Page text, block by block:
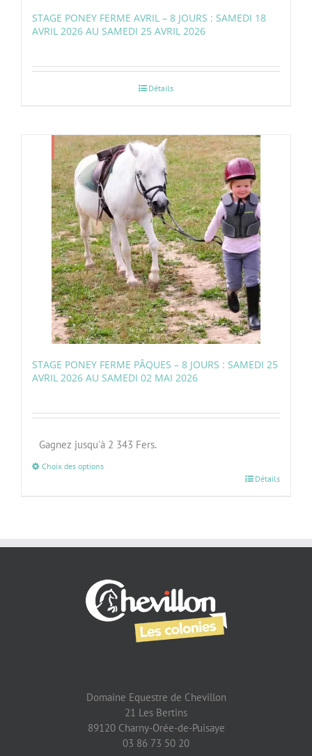
STAGE PONEY FERME AVRIL – 8 JOURS : SAMEDI 18
AVRIL 2026 AU SAMEDI 25 AVRIL 2026
Détails
STAGE PONEY FERME PÂQUES – 8 JOURS : SAMEDI 25
AVRIL 2026 AU SAMEDI 02 MAI 2026
Gagnez jusqu'à 2 343 Fers.
Choix des options
Détails
Domaine Equestre de Chevillon
21 Les Bertins
89120 Charny-Orée-de-Puisaye
03 86 73 50 20